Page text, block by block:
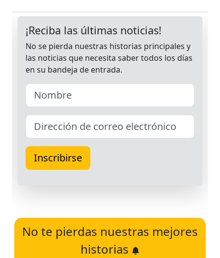
No te pierdas nuestras mejores
historias